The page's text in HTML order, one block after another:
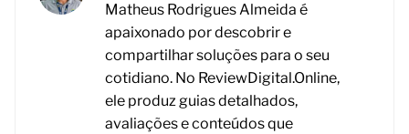
Matheus Rodrigues Almeida é
apaixonado por descobrir e
compartilhar soluções para o seu
cotidiano. No ReviewDigital.Online,
ele produz guias detalhados,
avaliações e conteúdos que